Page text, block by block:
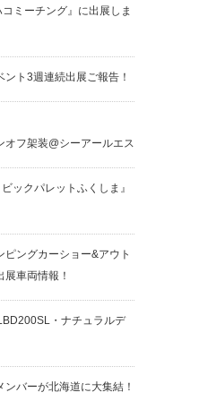
ミーチング』に出展しま
ト3週連続出展ご報告！
フ架装@シーアールエス
ックパレットふくしま』
ングカーショー&アウト
展車両情報！
・ナチュラルデ
バーが北海道に大集結！